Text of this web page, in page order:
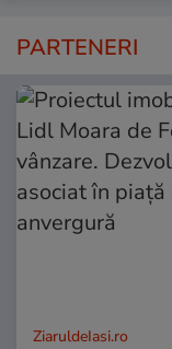
PARTENERI
ZiaruldeIasi.ro